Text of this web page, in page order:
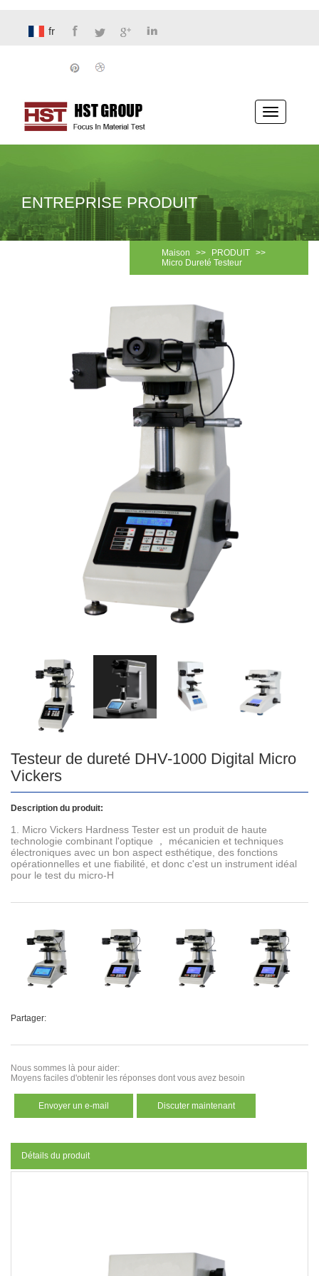
fr
Basculer
la
ENTREPRISE PRODUIT
Maison >> PRODUIT >>
Micro Dureté Testeur
Testeur de dureté DHV-1000 Digital Micro
Vickers
Description du produit:
1. Micro Vickers Hardness Tester est un produit de haute
technologie combinant l'optique ， mécanicien et techniques
électroniques avec un bon aspect esthétique, des fonctions
opérationnelles et une fiabilité, et donc c'est un instrument idéal
pour le test du micro-H
Partager:
Nous sommes là pour aider:
Moyens faciles d'obtenir les réponses dont vous avez besoin
Envoyer un e-mail Discuter maintenant
Détails du produit